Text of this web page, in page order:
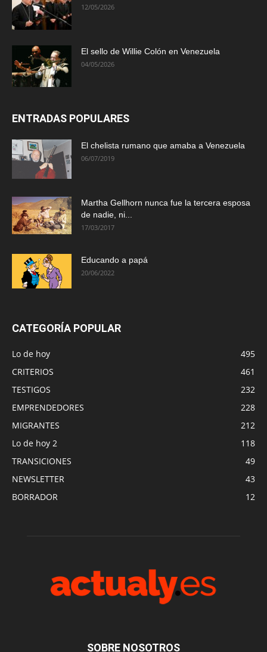
12/05/2026
El sello de Willie Colón en Venezuela
04/05/2026
ENTRADAS POPULARES
El chelista rumano que amaba a Venezuela
06/07/2019
Martha Gellhorn nunca fue la tercera esposa
de nadie, ni...
17/03/2017
Educando a papá
20/06/2022
CATEGORÍA POPULAR
Lo de hoy
495
CRITERIOS
461
TESTIGOS
232
EMPRENDEDORES
228
MIGRANTES
212
Lo de hoy 2
118
TRANSICIONES
49
NEWSLETTER
43
BORRADOR
12
SOBRE NOSOTROS